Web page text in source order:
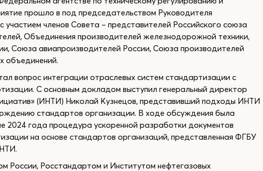
прошло в под председательством Руководителя
членов Совета – представителей Российского союза
Объединения производителей железнодорожной техники,
Союза авиапроизводителей России, Союза производителей
объединений.
вопрос интеграции отраслевых систем стандартизации с
С основным докладом выступил генеральный директор
(ИНТИ) Николай Кузнецов, представивший подходы ИНТИ
стандартов организации. В ходе обсуждения была
2024 года процедура ускоренной разработки документов
на основе стандартов организаций, представленная ФГБУ
России, Росстандартом и Институтом нефтегазовых